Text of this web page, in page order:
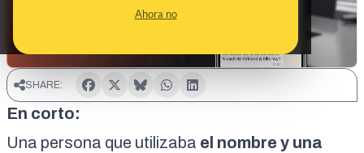
Ahora no
SHARE:
En corto:
Una persona que utilizaba el nombre y una